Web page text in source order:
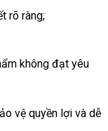
rõ ràng;
không đạt yêu
vệ quyền lợi và dễ